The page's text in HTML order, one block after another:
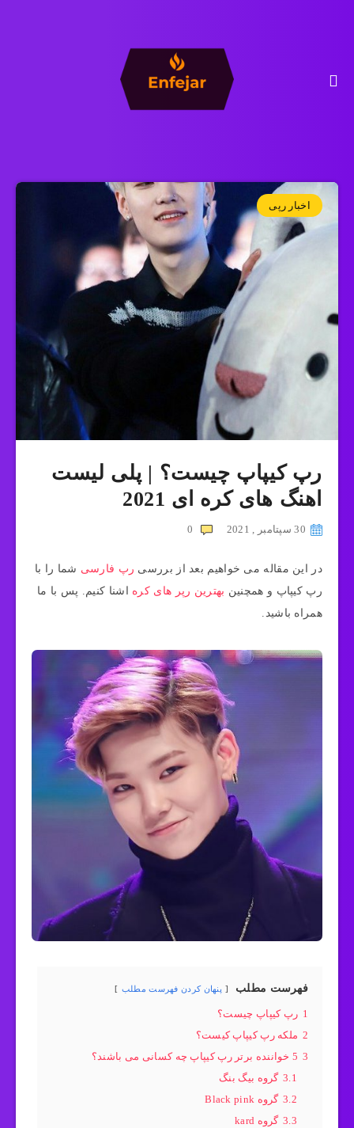
اخبار رپی
رپ کیپاپ چیست؟ | پلی لیست
اهنگ های کره ای 2021
30 سپتامبر , 2021 0
در این مقاله می خواهیم بعد از بررسی رپ فارسی شما را با
رپ کیپاپ و همچنین بهترین رپر های کره اشنا کنیم. پس با ما
همراه باشید.
فهرست مطلب پنهان کردن فهرست مطلب
1 رپ کیپاپ چیست؟
2 ملکه رپ کیپاپ کیست؟
3 5 خواننده برتر رپ کیپاپ چه کسانی می باشند؟
3.1 گروه بیگ بنگ
3.2 گروه Black pink
3.3 گروه kard